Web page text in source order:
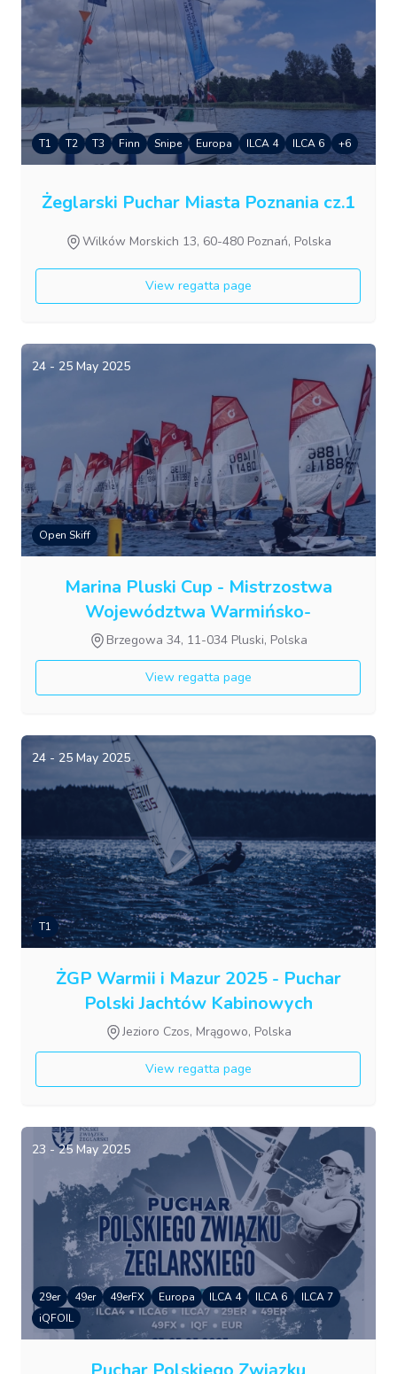
T1 T2 T3 Finn Snipe Europa ILCA 4 ILCA 6 +6
Żeglarski Puchar Miasta Poznania cz.1
Wilków Morskich 13, 60-480 Poznań, Polska
View regatta page
24 - 25 May 2025
Open Skiff
Marina Pluski Cup - Mistrzostwa
Województwa Warmińsko-
Mazurskiego w klasie Open Skiff
Brzegowa 34, 11-034 Pluski, Polska
View regatta page
24 - 25 May 2025
T1
ŻGP Warmii i Mazur 2025 - Puchar
Polski Jachtów Kabinowych
Jezioro Czos, Mrągowo, Polska
View regatta page
23 - 25 May 2025
29er 49er 49erFX Europa ILCA 4 ILCA 6
ILCA 7
iQFOIL